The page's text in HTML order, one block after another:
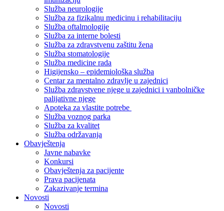
Služba neurologije
Služba za fizikalnu medicinu i rehabilitaciju
Služba oftalmologije
Služba za interne bolesti
Služba za zdravstvenu zaštitu žena
Služba stomatologije
Služba medicine rada
Higijensko – epidemiološka služba
Centar za mentalno zdravlje u zajednici
Služba zdravstvene njege u zajednici i vanbolničke
palijativne njege
Apoteka za vlastite potrebe
Služba voznog parka
Služba za kvalitet
Služba održavanja
Obavještenja
Javne nabavke
Konkursi
Obavještenja za pacijente
Prava pacijenata
Zakazivanje termina
Novosti
Novosti